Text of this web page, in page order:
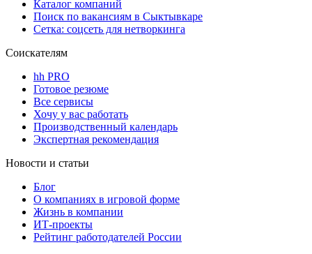
Каталог компаний
Поиск по вакансиям в Сыктывкаре
Сетка: соцсеть для нетворкинга
Соискателям
hh PRO
Готовое резюме
Все сервисы
Хочу у вас работать
Производственный календарь
Экспертная рекомендация
Новости и статьи
Блог
О компаниях в игровой форме
Жизнь в компании
ИТ-проекты
Рейтинг работодателей России